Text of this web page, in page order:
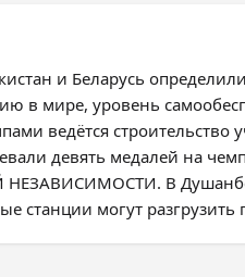
и Беларусь
в мире, уровень
ведётся строительство
девять медалей на
В Душанбе
станции могут разгрузить